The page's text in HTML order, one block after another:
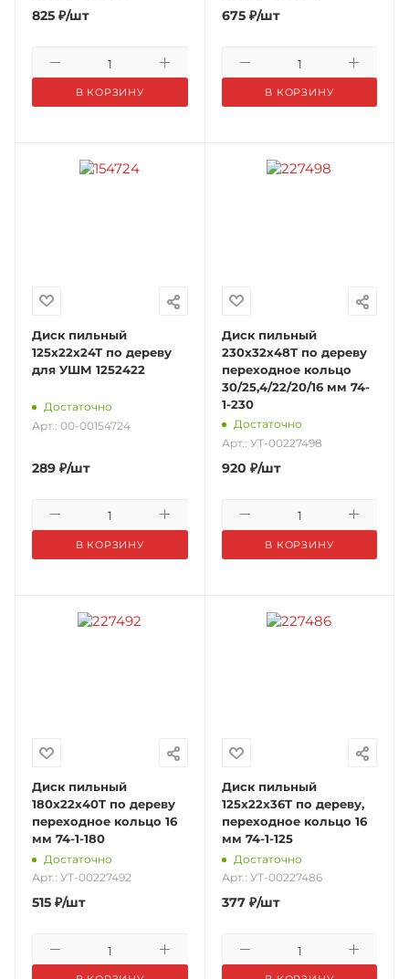
825 ₽/шт
В КОРЗИНУ
675₽/шт
В КОРЗИНУ
Диск пильный
125х22х24Т по дереву
для УШМ 1252422
Достаточно
Арт.: 00-00154724
289 ₽/шт
В КОРЗИНУ
Диск пильный
230x32x48T по дереву
переходное кольцо
30/25,4/22/20/16 мм 74-
1-230
Достаточно
Арт.: УТ-00227498
920 ₽/шт
В КОРЗИНУ
Диск пильный
180x22x40T по дереву
переходное кольцо 16
мм 74-1-180
Достаточно
Арт.: УТ-00227492
515 ₽/шт
Диск пильный
125x22x36T по дереву,
переходное кольцо 16
мм 74-1-125
Достаточно
Арт.: УТ-00227486
377₽/шт